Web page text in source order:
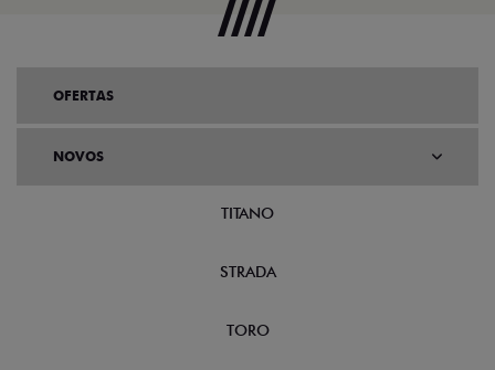
OFERTAS
NOVOS
TITANO
STRADA
TORO